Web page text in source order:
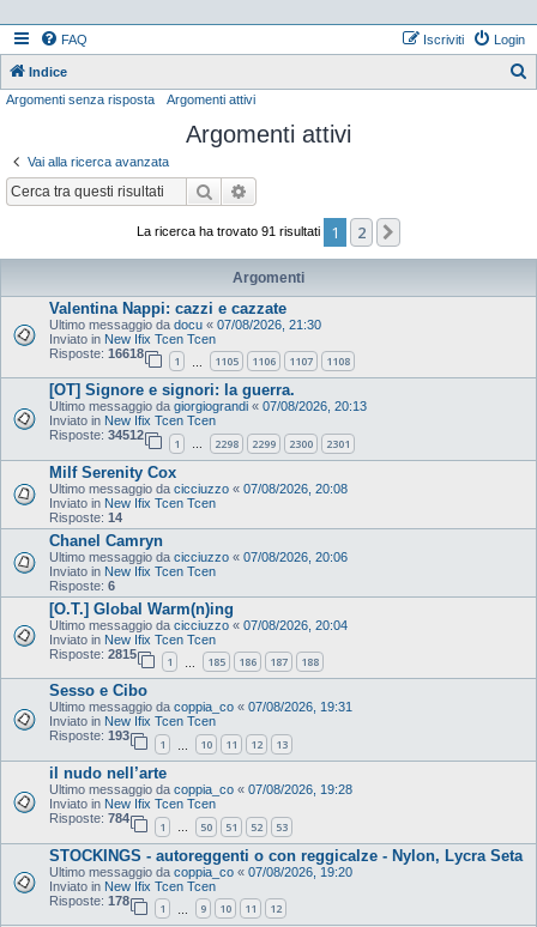
FAQ Login
Iscriviti
Indice
Argomenti senza risposta Argomenti attivi
Argomenti attivi
Vai alla ricerca avanzata
Cerca
La ricerca ha trovato 91 risultati 1 2
Argomenti
Valentina Nappi: cazzi e cazzate
Ultimo messaggio da docu « 07/08/2026, 21:30
Inviato in New Ifix Tcen Tcen
Risposte: 16618
1 1105 1106 1107 1108
[OT] Signore e signori: la guerra.
Ultimo messaggio da giorgiograndi « 07/08/2026, 20:13
Inviato in New Ifix Tcen Tcen
Risposte: 34512
1 … 2298 2299 2300 2301
Milf Serenity Cox
Ultimo messaggio da cicciuzzo « 07/08/2026, 20:08
Inviato in New Ifix Tcen Tcen
Risposte: 14
Chanel Camryn
Ultimo messaggio da cicciuzzo « 07/08/2026, 20:06
Inviato in New Ifix Tcen Tcen
Risposte: 6
[O.T.] Global Warm(n)ing
Ultimo messaggio da cicciuzzo « 07/08/2026, 20:04
Inviato in New Ifix Tcen Tcen
Risposte: 2815
1 185 186 187 188
Sesso e Cibo
Ultimo messaggio da coppia_co « 07/08/2026, 19:31
Inviato in New Ifix Tcen Tcen
Risposte: 193
1 10 11 12 13
il nudo nell’arte
Ultimo messaggio da coppia_co « 07/08/2026, 19:28
Inviato in New Ifix Tcen Tcen
Risposte: 784
1 … 50 51 52 53
STOCKINGS - autoreggenti o con reggicalze - Nylon, Lycra Seta
Ultimo messaggio da coppia_co « 07/08/2026, 19:20
Inviato in New Ifix Tcen Tcen
Risposte: 178
1 9 10 11 12